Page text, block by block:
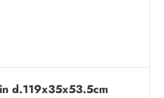
d.119x35x53.5cm